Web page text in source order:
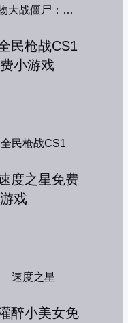
植物大战僵尸：融合变种
全民枪战CS1
速度之星